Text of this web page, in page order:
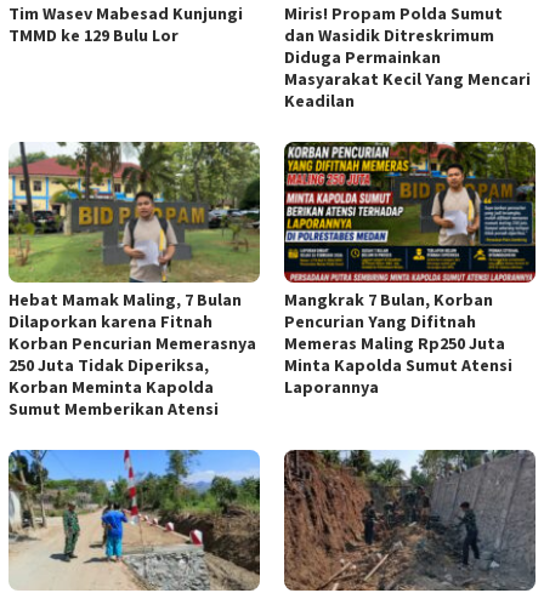
Tim Wasev Mabesad Kunjungi
TMMD ke 129 Bulu Lor
Miris! Propam Polda Sumut
dan Wasidik Ditreskrimum
Diduga Permainkan
Masyarakat Kecil Yang Mencari
Keadilan
Hebat Mamak Maling, 7 Bulan
Dilaporkan karena Fitnah
Korban Pencurian Memerasnya
250 Juta Tidak Diperiksa,
Korban Meminta Kapolda
Sumut Memberikan Atensi
Mangkrak 7 Bulan, Korban
Pencurian Yang Difitnah
Memeras Maling Rp250 Juta
Minta Kapolda Sumut Atensi
Laporannya